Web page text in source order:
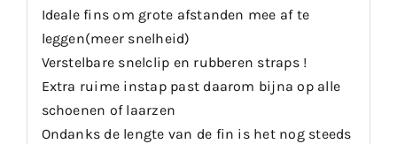
Ideale fins om grote afstanden mee af te
leggen(meer snelheid)
Verstelbare snelclip en rubberen straps !
Extra ruime instap past daarom bijna op alle
schoenen of laarzen
Ondanks de lengte van de fin is het nog steeds